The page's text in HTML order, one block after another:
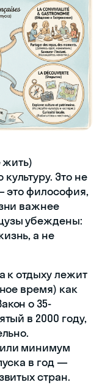
Это не
это философия,
важнее
убеждены:
а не
к отдыху лежит
время) как
о 35-
в 2000 году,
минимум
в год —
стран.